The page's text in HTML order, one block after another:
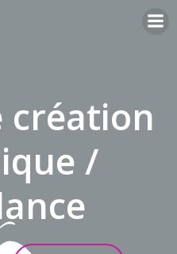
création
/